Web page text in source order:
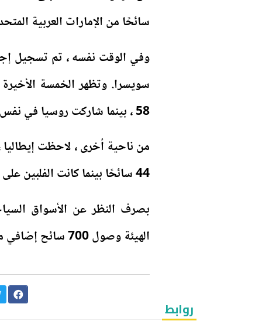
سائحًا من الإمارات العربية
58 ، بينما شاركت روسيا في نفس عدد الوافدين مع فرنسا.
من ناحية أخرى ، لاحظت
44 سائحًا بينما كانت الفلبين على بعد مسافة قصيرة من عدد إيطاليا.
بصرف النظر عن الأسواق
الهيئة وصول 700 سائح إضافي من مختلف البلدان الأخرى.
روابط